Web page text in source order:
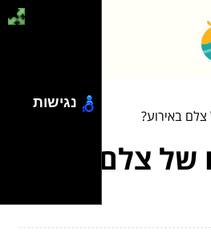
באירוע?
של צלם
נגישות